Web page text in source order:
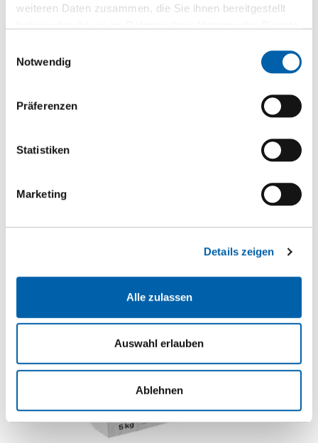
weiteren Daten zusammen, die Sie ihnen bereitgestellt
Notwendig
Präferenzen
Statistiken
Marketing
Details zeigen
Alle zulassen
Auswahl erlauben
Ablehnen
Fermacell-Feinspachtel